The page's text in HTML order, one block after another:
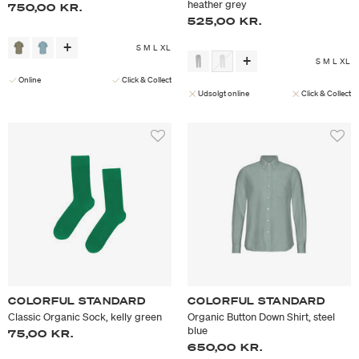
750,00 KR.
S M L XL
Online Click & Collect
heather grey
525,00 KR.
S M L XL
Udsolgt online Click & Collect
COLORFUL STANDARD
Classic Organic Sock, kelly green
75,00 KR.
COLORFUL STANDARD
Organic Button Down Shirt, steel
blue
650,00 KR.